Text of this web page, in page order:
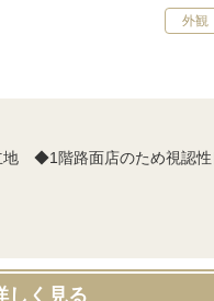
外観
地 ◆1階路面店のため視
しく見る